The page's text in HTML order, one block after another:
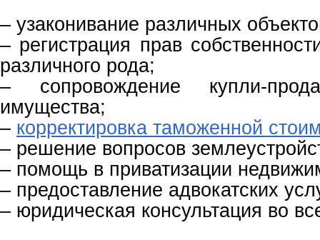
– узаконивание различных
– регистрация прав
различного рода;
– сопровождение купли-
имущества;
– корректировка таможенной
– решение вопросов
– помощь в приватизации
– предоставление адвокатских
– юридическая консультация во